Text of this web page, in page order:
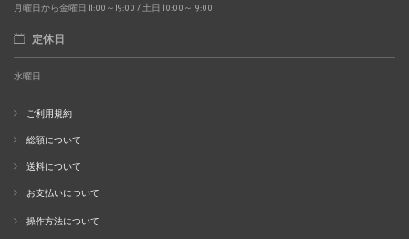
月曜日から金曜日 11:00～19:00 / 土日 10:00～19:00
定休日
水曜日
ご利用規約
総額について
送料について
お支払いについて
操作方法について